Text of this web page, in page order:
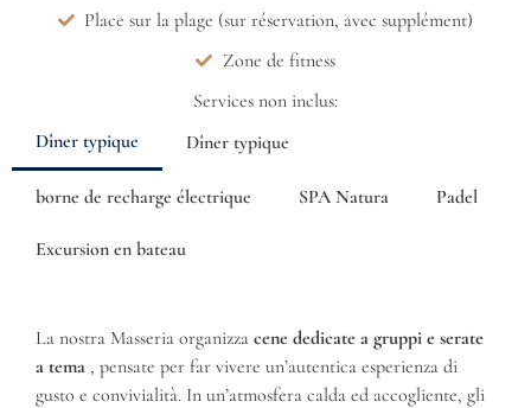
Place sur la plage (sur réservation, avec supplément)
Zone de fitness
Services non inclus:
Dîner typique
Dîner typique
borne de recharge électrique SPA Natura Padel
Excursion en bateau
La nostra Masseria organizza cene dedicate a gruppi e serate
a tema , pensate per far vivere un’autentica esperienza di
gusto e convivialità. In un’atmosfera calda ed accogliente, gli